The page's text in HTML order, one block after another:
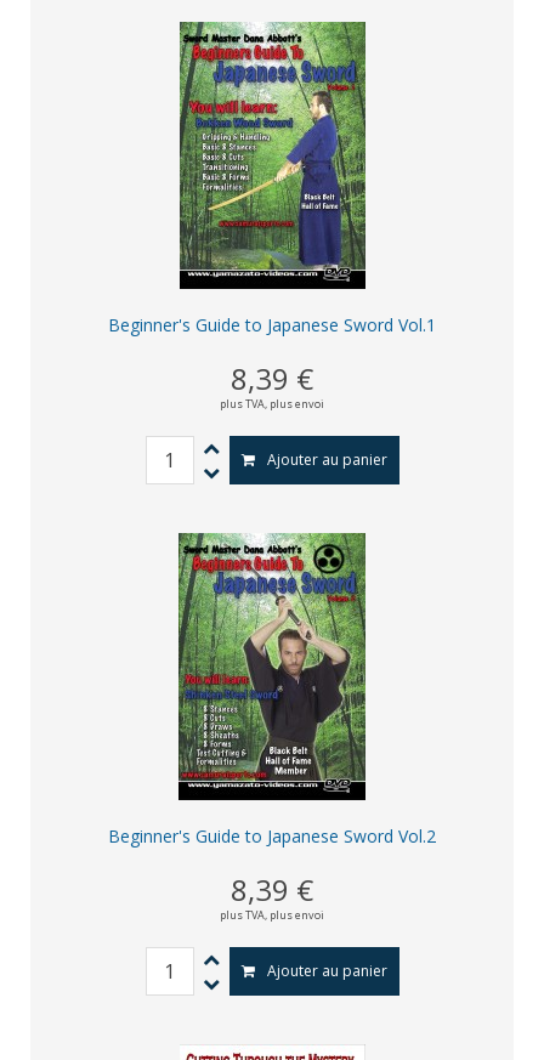
Beginner's Guide to Japanese Sword Vol.1
8,39 €
plus TVA, plus envoi
Ajouter au panier
Beginner's Guide to Japanese Sword Vol.2
8,39 €
plus TVA, plus envoi
Ajouter au panier